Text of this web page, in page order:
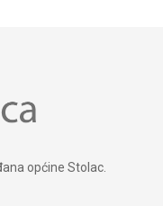
općine Stolac.